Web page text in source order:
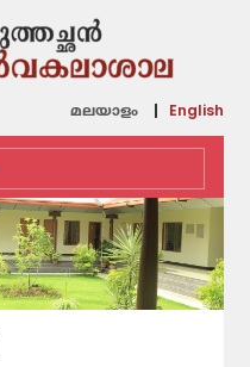
മലയാളം English